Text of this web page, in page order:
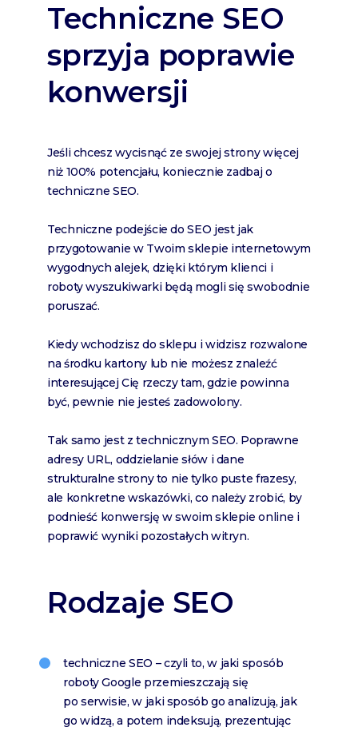
Techniczne SEO
sprzyja poprawie
konwersji
Jeśli chcesz wycisnąć ze swojej strony więcej
niż 100% potencjału, koniecznie zadbaj o
techniczne SEO.
Techniczne podejście do SEO jest jak
przygotowanie w Twoim sklepie internetowym
wygodnych alejek, dzięki którym klienci i
roboty wyszukiwarki będą mogli się swobodnie
poruszać.
Kiedy wchodzisz do sklepu i widzisz rozwalone
na środku kartony lub nie możesz znaleźć
interesującej Cię rzeczy tam, gdzie powinna
być, pewnie nie jesteś zadowolony.
Tak samo jest z technicznym SEO. Poprawne
adresy URL, oddzielanie słów i dane
strukturalne strony to nie tylko puste frazesy,
ale konkretne wskazówki, co należy zrobić, by
podnieść konwersję w swoim sklepie online i
poprawić wyniki pozostałych witryn.
Rodzaje SEO
techniczne SEO – czyli to, w jaki sposób
roboty Google przemieszczają się
po serwisie, w jaki sposób go analizują, jak
go widzą, a potem indeksują, prezentując